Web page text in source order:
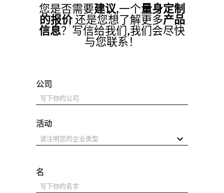
您是否需要建议,一个量身定制
的报价还是您想了解更多产品
信息？写信给我们,我们会尽快
与您联系！
公司
活动
名